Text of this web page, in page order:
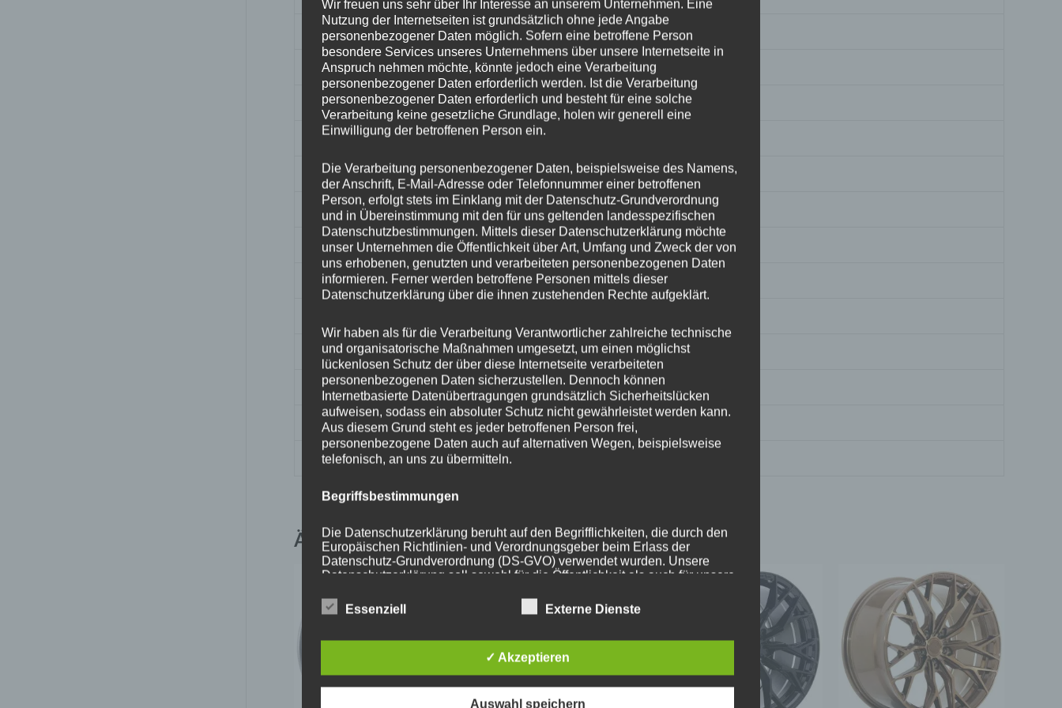
Breite 10
Design CVR8
Durchmesser 20
35
Fertigung Flow Forming
Hersteller CONCAVER WHEELS
Lochkreis 5×112
Hinweis
Mittellochbohrung 72,6 mm
Nabenbohrung 72.6
PCD 112 mm
Traglast 815
Ähnliche Produkte
Wir freuen uns sehr über Ihr Interesse an unserem Unternehmen. Eine
Nutzung der Internetseiten ist grundsätzlich ohne jede Angabe
personenbezogener Daten möglich. Sofern eine betroffene Person
besondere Services unseres Unternehmens über unsere Internetseite in
Anspruch nehmen möchte, könnte jedoch eine Verarbeitung
personenbezogener Daten erforderlich werden. Ist die Verarbeitung
personenbezogener Daten erforderlich und besteht für eine solche
Verarbeitung keine gesetzliche Grundlage, holen wir generell eine
Einwilligung der betroffenen Person ein.
Die Verarbeitung personenbezogener Daten, beispielsweise des Namens,
der Anschrift, E-Mail-Adresse oder Telefonnummer einer betroffenen
Person, erfolgt stets im Einklang mit der Datenschutz-Grundverordnung
und in Übereinstimmung mit den für uns geltenden landesspezifischen
Datenschutzbestimmungen. Mittels dieser Datenschutzerklärung möchte
unser Unternehmen die Öffentlichkeit über Art, Umfang und Zweck der von
uns erhobenen, genutzten und verarbeiteten personenbezogenen Daten
informieren. Ferner werden betroffene Personen mittels dieser
Datenschutzerklärung über die ihnen zustehenden Rechte aufgeklärt.
Wir haben als für die Verarbeitung Verantwortlicher zahlreiche technische
und organisatorische Maßnahmen umgesetzt, um einen möglichst
lückenlosen Schutz der über diese Internetseite verarbeiteten
personenbezogenen Daten sicherzustellen. Dennoch können
Internetbasierte Datenübertragungen grundsätzlich Sicherheitslücken
aufweisen, sodass ein absoluter Schutz nicht gewährleistet werden kann.
Aus diesem Grund steht es jeder betroffenen Person frei,
personenbezogene Daten auch auf alternativen Wegen, beispielsweise
telefonisch, an uns zu übermitteln.
Begriffsbestimmungen
Die Datenschutzerklärung beruht auf den Begrifflichkeiten, die durch den
Europäischen Richtlinien- und Verordnungsgeber beim Erlass der
Datenschutz-Grundverordnung (DS-GVO) verwendet wurden. Unsere
Datenschutzerklärung soll sowohl für die Öffentlichkeit als auch für unsere
dies zu gewährleisten, möchten wir vorab die verwendeten
Begrifflichkeiten erläutern.
Wir verwenden in dieser Datenschutzerklärung unter anderem die
Essenziell Externe Dienste
✓ Akzeptieren
Auswahl speichern